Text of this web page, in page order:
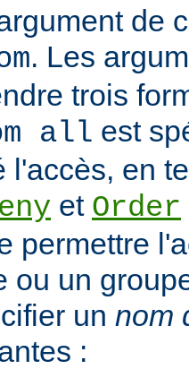
de
. Les
trois
all est
l'accès, en
et Order
permettre
ou un
un nom
: